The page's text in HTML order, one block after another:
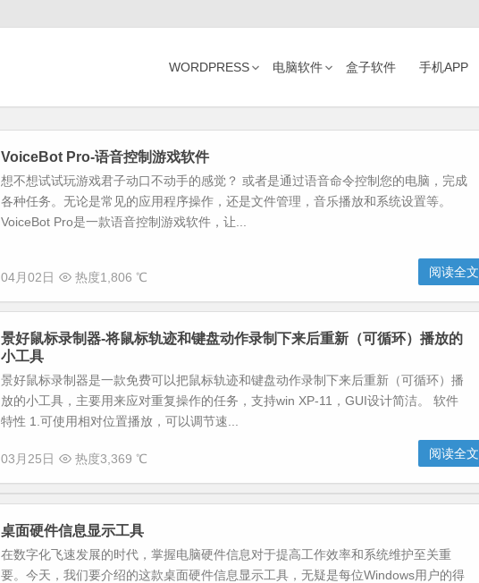
WORDPRESS 电脑软件 盒子软件 手机APP
VoiceBot Pro-语音控制游戏软件
想不想试试玩游戏君子动口不动手的感觉？ 或者是通过语音命令控制您的电脑，完成
各种任务。无论是常见的应用程序操作，还是文件管理，音乐播放和系统设置等。
VoiceBot Pro是一款语音控制游戏软件，让...
04月02日 热度1,806 ℃ 阅读全文
景好鼠标录制器-将鼠标轨迹和键盘动作录制下来后重新（可循环）播放的
小工具
景好鼠标录制器是一款免费可以把鼠标轨迹和键盘动作录制下来后重新（可循环）播
放的小工具，主要用来应对重复操作的任务，支持win XP-11，GUI设计简洁。 软件
特性 1.可使用相对位置播放，可以调节速...
03月25日 热度3,369 ℃ 阅读全文
桌面硬件信息显示工具
在数字化飞速发展的时代，掌握电脑硬件信息对于提高工作效率和系统维护至关重
要。今天，我们要介绍的这款桌面硬件信息显示工具，无疑是每位Windows用户的得